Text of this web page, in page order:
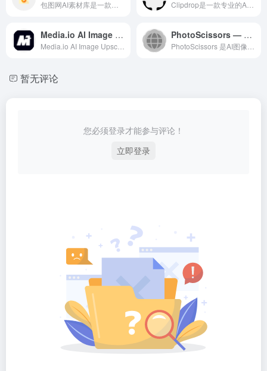
Media.io AI Image Upscaler – AI图像工具 PhotoScissors — AI图像工具领域的专业 AI 工具
暂无评论
您必须登录才能参与评论！
立即登录